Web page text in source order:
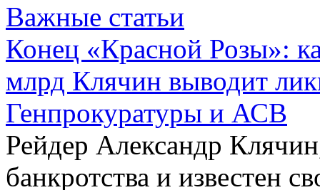
Важные статьи
Конец «Красной Розы»:
млрд Клячин выводит
Генпрокуратуры и АСВ
Рейдер Александр
банкротства и известен